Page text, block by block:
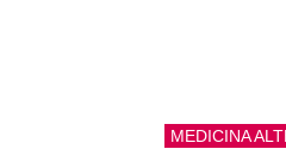
MEDICINA